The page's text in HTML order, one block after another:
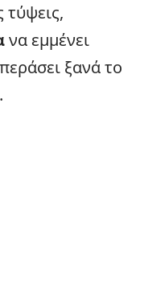
τύψεις,
να εμμένει
ξανά το